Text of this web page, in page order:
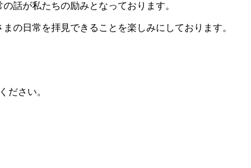
話が私たちの励みとなっております。
の日常を拝見できることを楽しみにしております。
ださい。